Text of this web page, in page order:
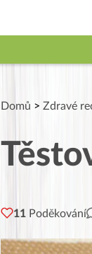
Domů > Zdravé
11 Poděkování